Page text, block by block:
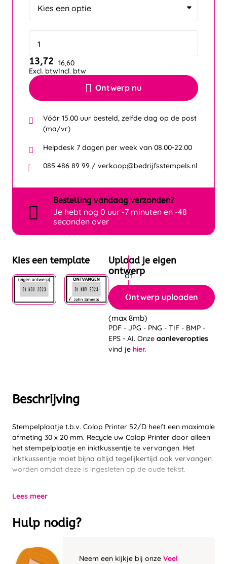
Beschrijving
Stempelplaatje t.b.v. Colop Printer 52/D heeft een maximale
afmeting 30 x 20 mm. Recycle uw Colop Printer door alleen
het stempelplaatje en inktkussentje te vervangen. Het
inktkussentje moet bijna altijd tegelijkertijd ook vervangen
worden omdat deze is ingesleten op de oude tekst.
Lees meer
Hulp nodig?
Neem een kijkje bij onze Veel
Ontwerp nu
13,72
Excl. btw
16,60
Incl. btw
Vóór 15.00 uur besteld, zelfde dag op de post
(ma/vr)
Helpdesk 7 dagen per week van 08.00-22.00
085 486 89 99 / verkoop@bedrijfsstempels.nl
Bestelling vandaag verzonden?
Je hebt nog 0 uur -7 minuten en -48
seconden over
Kies een template
Upload je eigen
ontwerp
Ontwerp uploaden
(max 8mb)
PDF - JPG - PNG - TIF - BMP -
EPS - AI. Onze aanleveropties
vind je hier.